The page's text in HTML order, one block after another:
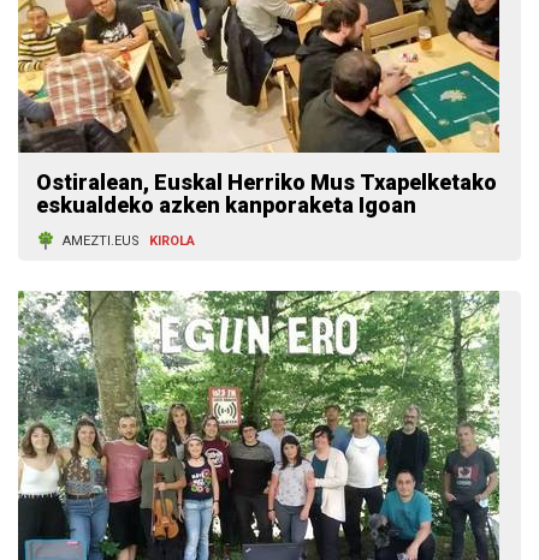
Ostiralean, Euskal Herriko Mus Txapelketako
eskualdeko azken kanporaketa Igoan
AMEZTI.EUS KIROLA